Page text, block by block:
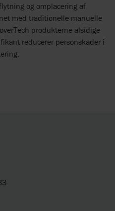
og omplacering af
med traditionelle manuelle
produkterne alsidige
reducerer personskader i